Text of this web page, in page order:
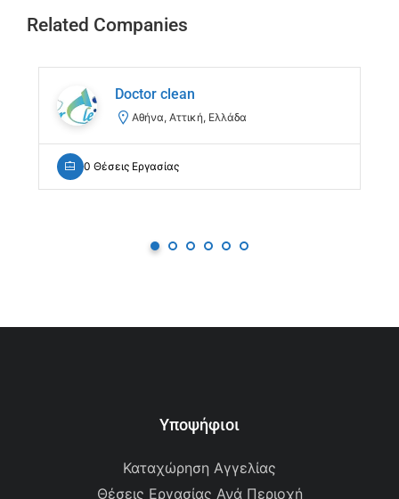
Related Companies
Doctor clean
Αθήνα, Αττική, Ελλάδα
0 Θέσεις Εργασίας
Υποψήφιοι
Καταχώρηση Αγγελίας
Θέσεις Εργασίας Ανά Περιοχή